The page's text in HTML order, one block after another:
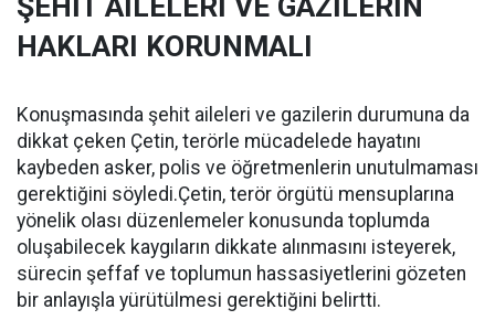
ŞEHİT AİLELERİ VE GAZİLERİN
HAKLARI KORUNMALI
Konuşmasında şehit aileleri ve gazilerin durumuna da
dikkat çeken Çetin, terörle mücadelede hayatını
kaybeden asker, polis ve öğretmenlerin unutulmaması
gerektiğini söyledi.Çetin, terör örgütü mensuplarına
yönelik olası düzenlemeler konusunda toplumda
oluşabilecek kaygıların dikkate alınmasını isteyerek,
sürecin şeffaf ve toplumun hassasiyetlerini gözeten
bir anlayışla yürütülmesi gerektiğini belirtti.